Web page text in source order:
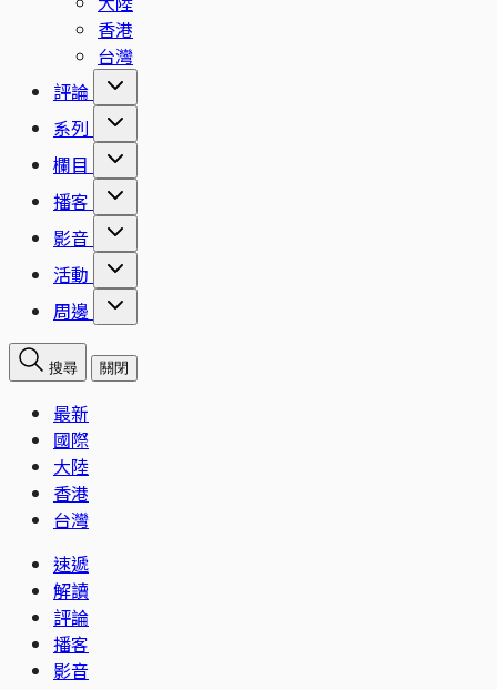
香港
台灣
評論
系列
欄目
播客
影音
活動
周邊
搜尋 關閉
最新
國際
大陸
香港
台灣
速遞
解讀
評論
播客
影音